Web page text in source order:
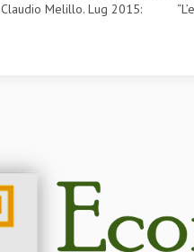
Claudio Melillo. Lug 2015: